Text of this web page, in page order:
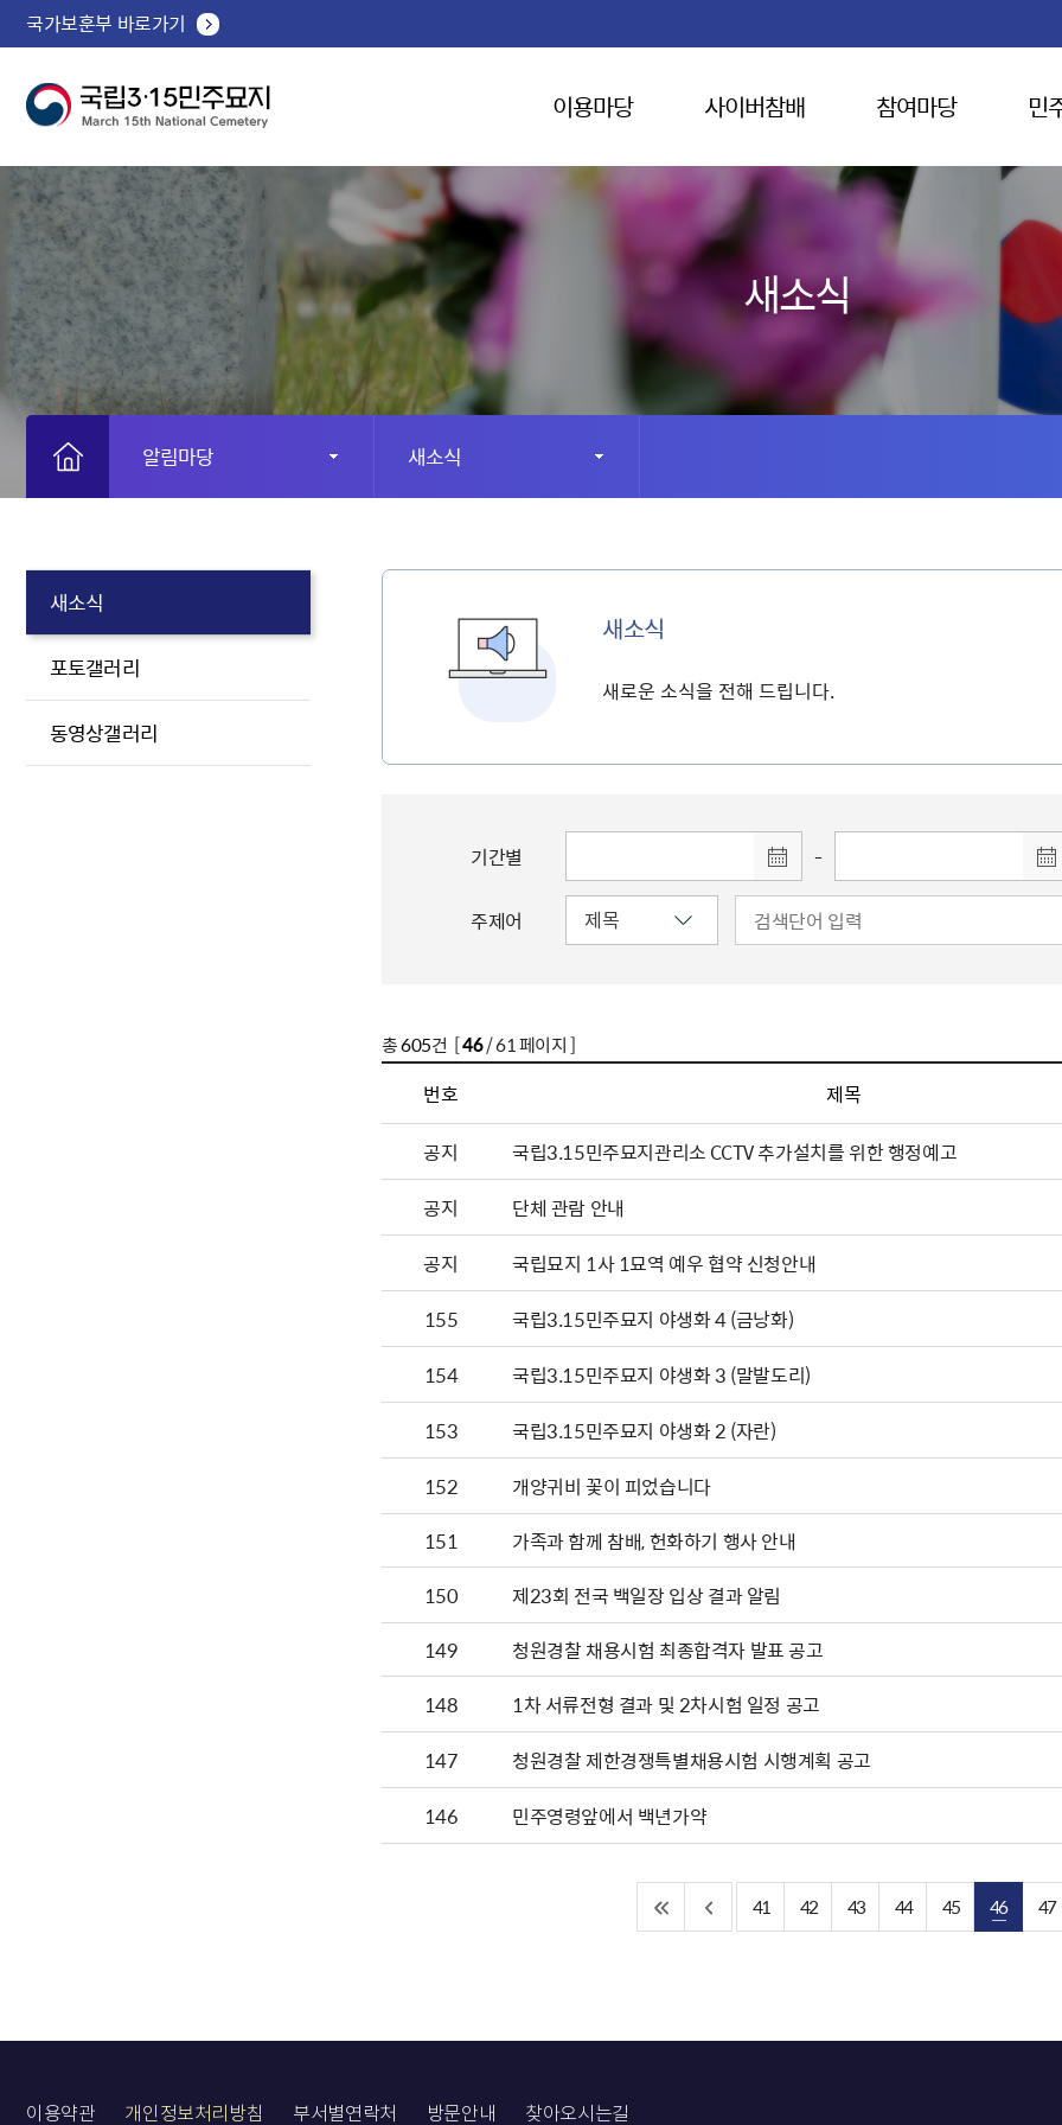
국가보훈부 바로가기
이용마당 사이버참배 참여마당 민
새소식
알림마당 새소식
새소식
포토갤러리
동영상갤러리
새소식
새로운 소식을 전해 드립니다.
기간별 -
주제어
총605건 [46/ 61 페이지 ]
번호 제목
공지
국립3.15민주묘지관리소 CCTV 추가설치를 위한 행정예고
공지
단체 관람 안내
공지
국립묘지 1사 1묘역 예우 협약 신청안내
155
국립3.15민주묘지 야생화 4 (금낭화)
154
국립3.15민주묘지 야생화 3 (말발도리)
153
국립3.15민주묘지 야생화 2 (자란)
152
개양귀비 꽃이 피었습니다
151
가족과 함께 참배, 헌화하기 행사 안내
150
제23회 전국 백일장 입상 결과 알림
149
청원경찰 채용시험 최종합격자 발표 공고
148
1차 서류전형 결과 및 2차시험 일정 공고
147
청원경찰 제한경쟁특별채용시험 시행계획 공고
146
민주영령앞에서 백년가약
41 42 43 44 45 46 47
이용약관 개인정보처리방침 부서별연락처 방문안내 찾아오시는길